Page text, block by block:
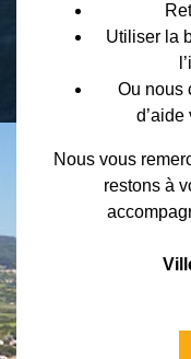
Utiliser la
Ou nous
Nous vous
restons à